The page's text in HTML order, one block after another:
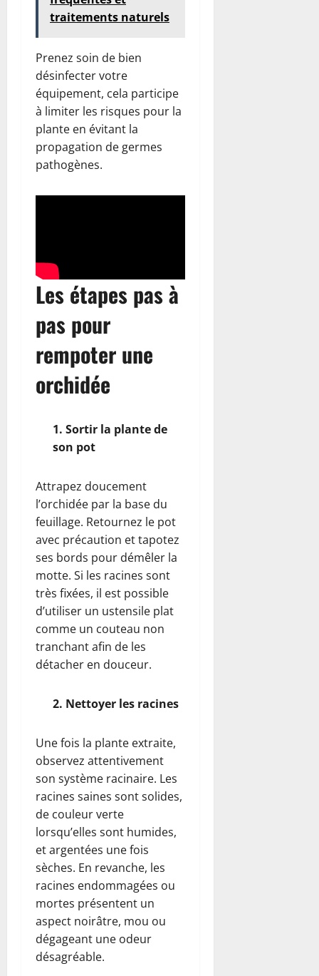
traitements naturels
Prenez soin de bien
désinfecter votre
équipement, cela participe
à limiter les risques pour la
plante en évitant la
propagation de germes
pathogènes.
Les étapes pas à
pas pour
rempoter une
orchidée
1. Sortir la plante de
son pot
Attrapez doucement
l’orchidée par la base du
feuillage. Retournez le pot
avec précaution et tapotez
ses bords pour démêler la
motte. Si les racines sont
très fixées, il est possible
d’utiliser un ustensile plat
comme un couteau non
tranchant afin de les
détacher en douceur.
2. Nettoyer les racines
Une fois la plante extraite,
observez attentivement
son système racinaire. Les
racines saines sont solides,
de couleur verte
lorsqu’elles sont humides,
et argentées une fois
sèches. En revanche, les
racines endommagées ou
mortes présentent un
aspect noirâtre, mou ou
dégageant une odeur
désagréable.